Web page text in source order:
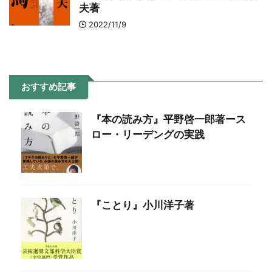
夫著
2022/11/9
おすすめ記事
『本の読み方』平野啓一郎著ース
ロー・リーデングの実践
『ことり』小川洋子著